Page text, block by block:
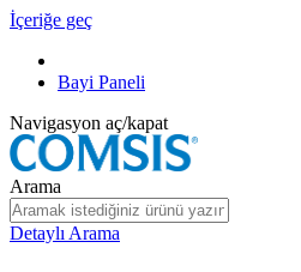
İçeriğe geç
Bayi Paneli
Navigasyon aç/kapat
Arama
Detaylı Arama